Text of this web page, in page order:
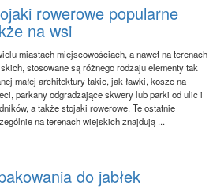
rowerowe popularne
na wsi
miastach miejscowościach, a nawet na terenach
stosowane są różnego rodzaju elementy tak
małej architektury takie, jak ławki, kosze na
parkany odgradzające skwery lub parki od ulic i
a także stojaki rowerowe. Te ostatnie
na terenach wiejskich znajdują ...
do jabłek